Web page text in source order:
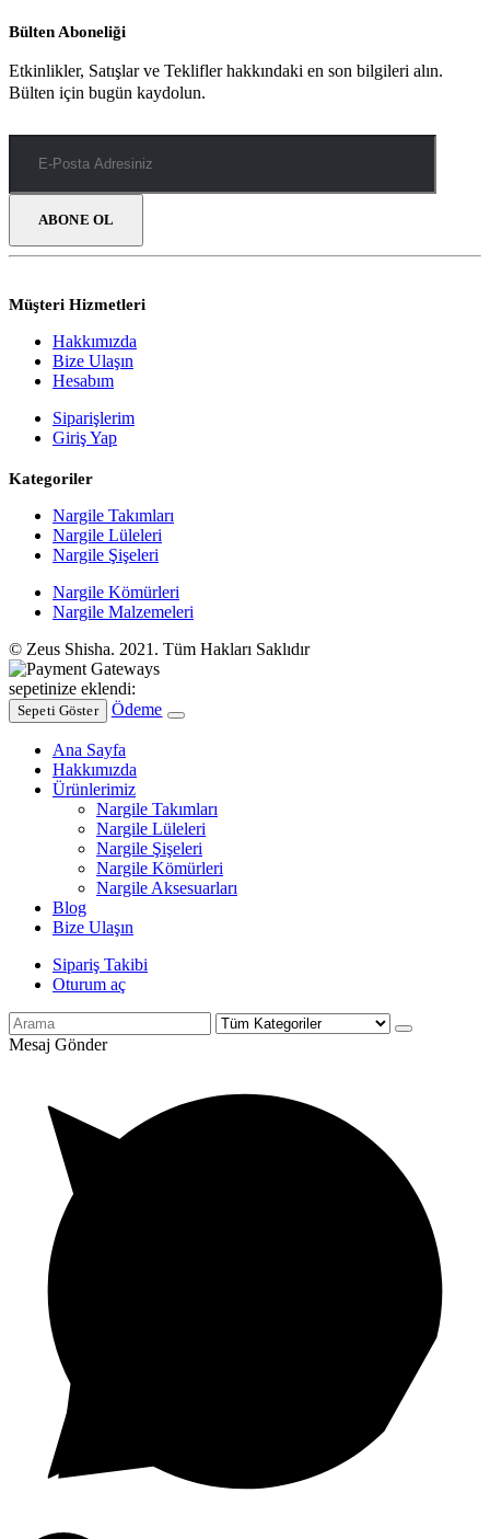
Bülten Aboneliği
Etkinlikler, Satışlar ve Teklifler hakkındaki en son bilgileri alın.
Bülten için bugün kaydolun.
Müşteri Hizmetleri
Hakkımızda
Bize Ulaşın
Hesabım
Siparişlerim
Giriş Yap
Kategoriler
Nargile Takımları
Nargile Lüleleri
Nargile Şişeleri
Nargile Kömürleri
Nargile Malzemeleri
© Zeus Shisha. 2021. Tüm Hakları Saklıdır
sepetinize eklendi:
Sepeti Göster Ödeme
Ana Sayfa
Hakkımızda
Ürünlerimiz
Nargile Takımları
Nargile Lüleleri
Nargile Şişeleri
Nargile Kömürleri
Nargile Aksesuarları
Blog
Bize Ulaşın
Sipariş Takibi
Oturum aç
Mesaj Gönder